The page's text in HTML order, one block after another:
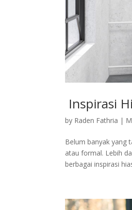
Inspirasi
by Raden Fathria |
Belum banyak yang
atau formal. Lebih
berbagai inspirasi